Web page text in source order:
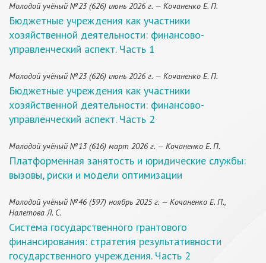
Молодой учёный №23 (626) июнь 2026 г. — Кочаненко Е. П.
Бюджетные учреждения как участники
хозяйственной деятельности: финансово-
управленческий аспект. Часть 1
Молодой учёный №23 (626) июнь 2026 г. — Кочаненко Е. П.
Бюджетные учреждения как участники
хозяйственной деятельности: финансово-
управленческий аспект. Часть 2
Молодой учёный №13 (616) март 2026 г. — Кочаненко Е. П.
Платформенная занятость и юридические службы:
вызовы, риски и модели оптимизации
Молодой учёный №46 (597) ноябрь 2025 г. — Кочаненко Е. П.,
Налетова Л. С.
Система государственного грантового
финансирования: стратегия результативности
государственного учреждения. Часть 2